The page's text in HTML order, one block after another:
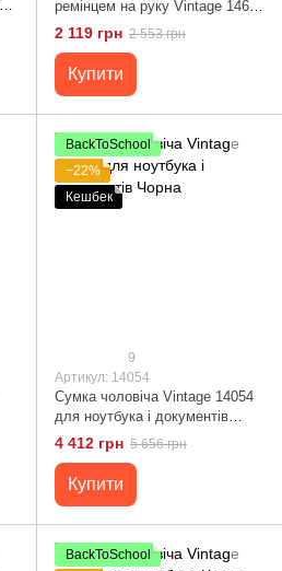
ремінцем на руку Vintage 14657
Чорний
2 119 грн 2 553 грн
Купити
BackToSchool
−22%
Кешбек
9
Артикул: 14054
Сумка чоловіча Vintage 14054
для ноутбука і документів
Чорна
4 412 грн 5 656 грн
Купити
BackToSchool